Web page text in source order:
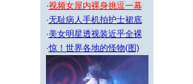
·视频女屋内裸身挑逗一幕
·无耻病人手机拍护士裙底
·美女明星透视装近乎全裸
·惊！世界各地的怪物(图)